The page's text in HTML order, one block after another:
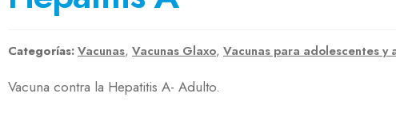
Categorías:Vacunas, Vacunas Glaxo, Vacunas para adolescentes y
Vacuna contra la Hepatitis A- Adulto.